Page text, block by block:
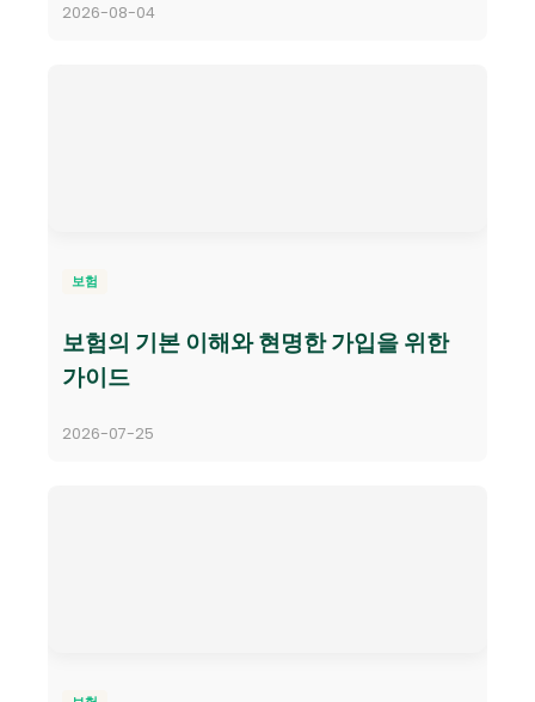
2026-08-04
보험
보험의 기본 이해와 현명한 가입을 위한
가이드
2026-07-25